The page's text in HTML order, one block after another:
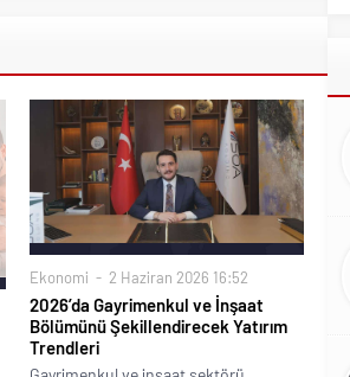
Ekonomi 2 Haziran 2026 16:52
2026’da Gayrimenkul ve İnşaat
Bölümünü Şekillendirecek Yatırım
Trendleri